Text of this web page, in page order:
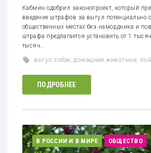
Кабмин одобрил законопроект, который
введение штрафов за выгул потенциально
общественных местах без намордника и
штрафа предлагается установить от 1
тысяч…
выгул собак,домашние животные,
ПОДРОБНЕЕ
В РОССИИ И В МИРЕ ОБЩЕСТВО